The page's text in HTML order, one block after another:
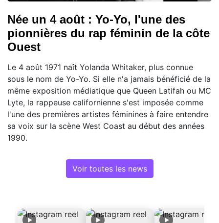
Née un 4 août : Yo-Yo, l'une des
pionnières du rap féminin de la côte
Ouest
Le 4 août 1971 naît Yolanda Whitaker, plus connue
sous le nom de Yo-Yo. Si elle n'a jamais bénéficié de la
même exposition médiatique que Queen Latifah ou MC
Lyte, la rappeuse californienne s'est imposée comme
l'une des premières artistes féminines à faire entendre
sa voix sur la scène West Coast au début des années
1990.
Voir toutes les news